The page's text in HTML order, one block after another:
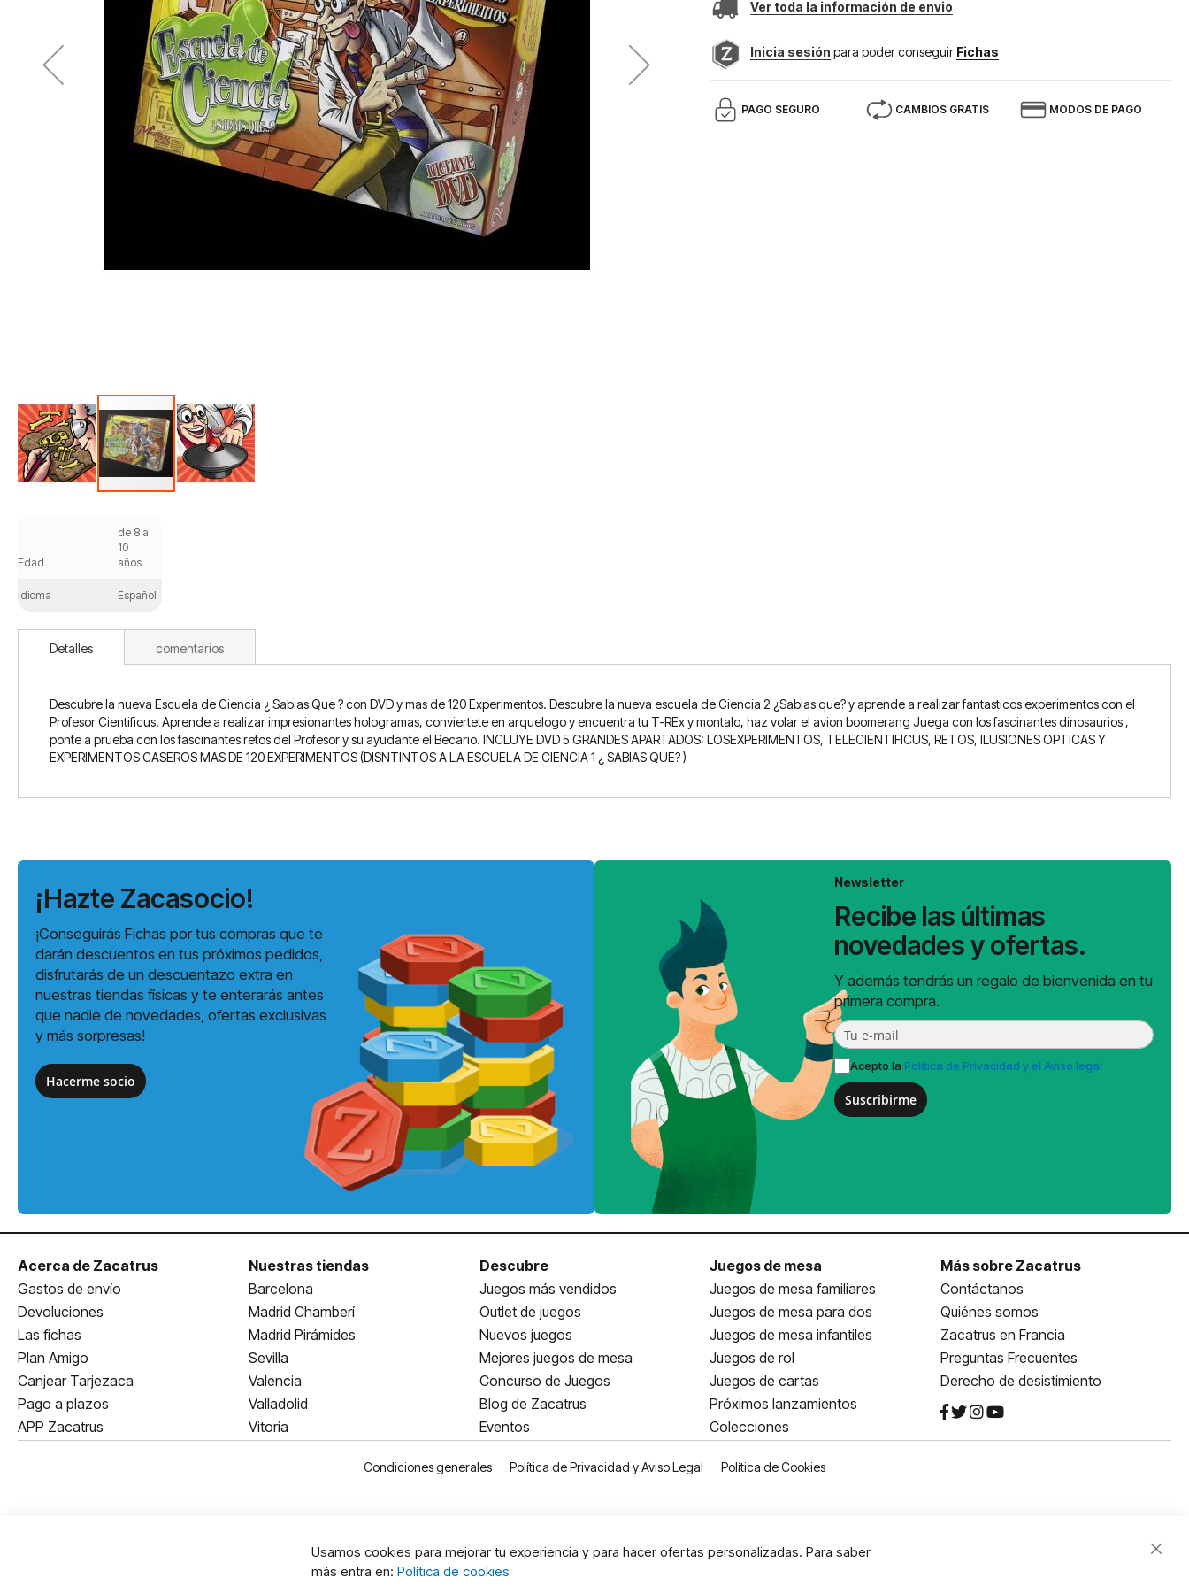
galería
Ver toda la información de envio
Inicia sesión para poder conseguir Fichas
PAGO SEGURO CAMBIOS GRATIS MODOS DE PAGO
Edad
de 8 a
10
años
Idioma Español
Detalles
Descubre la nueva Escuela de Ciencia ¿ Sabias Que ? con DVD y mas de 120 Experimentos. Descubre la nueva escuela de Ciencia 2 ¿Sabias que? y aprende a realizar fantasticos experimentos con el
Profesor Cientificus. Aprende a realizar impresionantes hologramas, conviertete en arquelogo y encuentra tu T-REx y montalo, haz volar el avion boomerang Juega con los fascinantes dinosaurios ,
ponte a prueba con los fascinantes retos del Profesor y su ayudante el Becario. INCLUYE DVD 5 GRANDES APARTADOS: LOSEXPERIMENTOS, TELECIENTIFICUS, RETOS, ILUSIONES OPTICAS Y
EXPERIMENTOS CASEROS MAS DE 120 EXPERIMENTOS (DISNTINTOS A LA ESCUELA DE CIENCIA 1 ¿ SABIAS QUE? )
comentarios
¡Hazte Zacasocio!
¡Conseguirás Fichas por tus compras que te
darán descuentos en tus próximos pedidos,
disfrutarás de un descuentazo extra en
nuestras tiendas físicas y te enterarás antes
que nadie de novedades, ofertas exclusivas
y más sorpresas!
Hacerme socio
Newsletter
Recibe las últimas
novedades y ofertas.
Y además tendrás un regalo de bienvenida en tu
primera compra.
Acepto la Política de Privacidad y el Aviso legal
Suscribirme
Acerca de Zacatrus
Gastos de envío
Devoluciones
Las fichas
Plan Amigo
Canjear Tarjezaca
Pago a plazos
APP Zacatrus
Nuestras tiendas
Barcelona
Madrid Chamberí
Madrid Pirámides
Sevilla
Valencia
Valladolid
Vitoria
Descubre
Juegos más vendidos
Outlet de juegos
Nuevos juegos
Mejores juegos de mesa
Concurso de Juegos
Blog de Zacatrus
Eventos
Juegos de mesa
Juegos de mesa familiares
Juegos de mesa para dos
Juegos de mesa infantiles
Juegos de rol
Juegos de cartas
Próximos lanzamientos
Colecciones
Más sobre Zacatrus
Contáctanos
Quiénes somos
Zacatrus en Francia
Preguntas Frecuentes
Derecho de desistimiento
Condiciones generales Política de Privacidad y Aviso Legal Política de Cookies
Usamos cookies para mejorar tu experiencia y para hacer ofertas personalizadas. Para saber
más entra en: Política de cookies